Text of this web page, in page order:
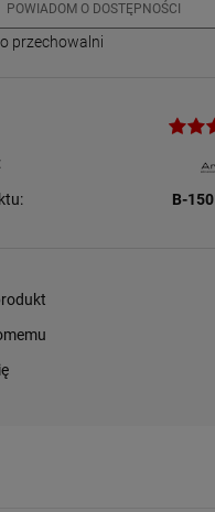
POWIADOM O DOSTĘPNOŚCI
przechowalni
B-